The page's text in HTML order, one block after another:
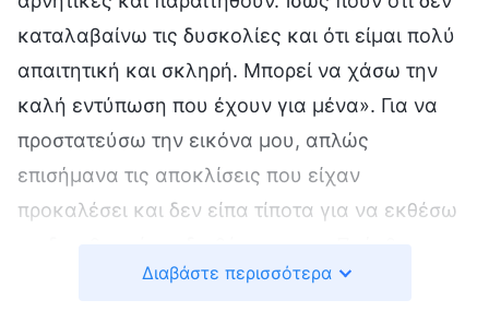
καταλαβαίνω τις δυσκολίες και ότι είμαι πολύ
απαιτητική και σκληρή. Μπορεί να χάσω την
καλή εντύπωση που έχουν για μένα». Για να
προστατεύσω την εικόνα μου, απλώς
επισήμανα τις αποκλίσεις που είχαν
προκαλέσει και δεν είπα τίποτα για να εκθέσω
μάλιστα ένα μάτσο παρηγόριες και προτροπές.
Διαβάστε περισσότερα